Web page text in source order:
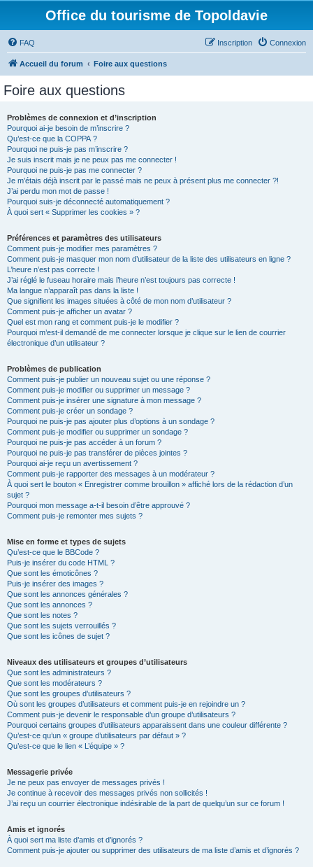
Office du tourisme de Topoldavie
FAQ Connexion
Inscription
Accueil du forum Foire aux questions
Foire aux questions
Problèmes de connexion et d’inscription
Pourquoi ai-je besoin de m’inscrire ?
Qu’est-ce que la COPPA ?
Pourquoi ne puis-je pas m’inscrire ?
Je suis inscrit mais je ne peux pas me connecter !
Pourquoi ne puis-je pas me connecter ?
Je m’étais déjà inscrit par le passé mais ne peux à présent plus me connecter ?!
J’ai perdu mon mot de passe !
Pourquoi suis-je déconnecté automatiquement ?
À quoi sert « Supprimer les cookies » ?
Préférences et paramètres des utilisateurs
Comment puis-je modifier mes paramètres ?
Comment puis-je masquer mon nom d’utilisateur de la liste des utilisateurs en ligne ?
L’heure n’est pas correcte !
J’ai réglé le fuseau horaire mais l’heure n’est toujours pas correcte !
Ma langue n’apparaît pas dans la liste !
Que signifient les images situées à côté de mon nom d’utilisateur ?
Comment puis-je afficher un avatar ?
Quel est mon rang et comment puis-je le modifier ?
Pourquoi m’est-il demandé de me connecter lorsque je clique sur le lien de courrier
électronique d’un utilisateur ?
Problèmes de publication
Comment puis-je publier un nouveau sujet ou une réponse ?
Comment puis-je modifier ou supprimer un message ?
Comment puis-je insérer une signature à mon message ?
Comment puis-je créer un sondage ?
Pourquoi ne puis-je pas ajouter plus d’options à un sondage ?
Comment puis-je modifier ou supprimer un sondage ?
Pourquoi ne puis-je pas accéder à un forum ?
Pourquoi ne puis-je pas transférer de pièces jointes ?
Pourquoi ai-je reçu un avertissement ?
Comment puis-je rapporter des messages à un modérateur ?
À quoi sert le bouton « Enregistrer comme brouillon » affiché lors de la rédaction d’un
sujet ?
Pourquoi mon message a-t-il besoin d’être approuvé ?
Comment puis-je remonter mes sujets ?
Mise en forme et types de sujets
Qu’est-ce que le BBCode ?
Puis-je insérer du code HTML ?
Que sont les émoticônes ?
Puis-je insérer des images ?
Que sont les annonces générales ?
Que sont les annonces ?
Que sont les notes ?
Que sont les sujets verrouillés ?
Que sont les icônes de sujet ?
Niveaux des utilisateurs et groupes d’utilisateurs
Que sont les administrateurs ?
Que sont les modérateurs ?
Que sont les groupes d’utilisateurs ?
Où sont les groupes d’utilisateurs et comment puis-je en rejoindre un ?
Comment puis-je devenir le responsable d’un groupe d’utilisateurs ?
Pourquoi certains groupes d’utilisateurs apparaissent dans une couleur différente ?
Qu’est-ce qu’un « groupe d’utilisateurs par défaut » ?
Qu’est-ce que le lien « L’équipe » ?
Messagerie privée
Je ne peux pas envoyer de messages privés !
Je continue à recevoir des messages privés non sollicités !
J’ai reçu un courrier électronique indésirable de la part de quelqu’un sur ce forum !
Amis et ignorés
À quoi sert ma liste d’amis et d’ignorés ?
Comment puis-je ajouter ou supprimer des utilisateurs de ma liste d’amis et d’ignorés ?